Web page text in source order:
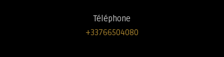
Téléphone
+33766504080